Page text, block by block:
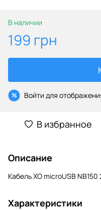
В наличии
199 грн
% Войти для
В избранное
Описание
Кабель XO microUSB NB150
Характеристики